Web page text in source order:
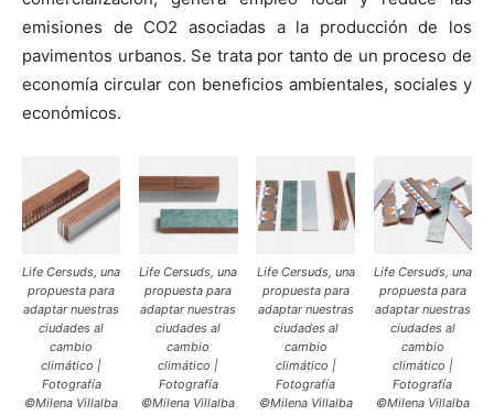
emisiones de CO2 asociadas a la producción de los
pavimentos urbanos. Se trata por tanto de un proceso de
economía circular con beneficios ambientales, sociales y
económicos.
Life Cersuds, una
propuesta para
adaptar nuestras
ciudades al
cambio
climático |
Fotografía
©Milena Villalba
Life Cersuds, una
propuesta para
adaptar nuestras
ciudades al
cambio
climático |
Fotografía
©Milena Villalba
Life Cersuds, una
propuesta para
adaptar nuestras
ciudades al
cambio
climático |
Fotografía
©Milena Villalba
Life Cersuds, una
propuesta para
adaptar nuestras
ciudades al
cambio
climático |
Fotografía
©Milena Villalba